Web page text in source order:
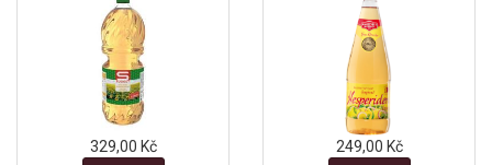
329,00 Kč 249,00 Kč